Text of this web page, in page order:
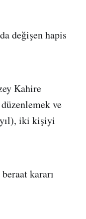
değişen hapis
Kahire
ve
yıl), iki kişiyi
kararı